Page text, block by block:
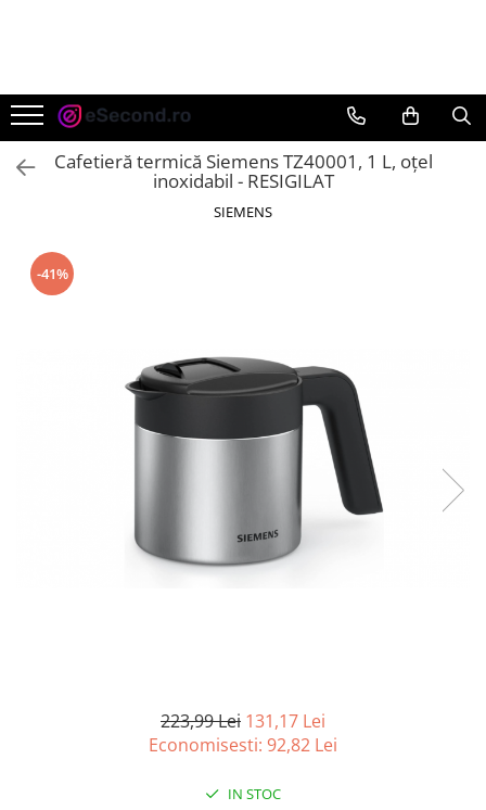
Auto Moto
Accesorii Auto
Anvelope & Jante
Electronice Auto
Intretinere & Cosmetica auto
Trotinete electrice
Mobila gradina & terasa
Cafetieră termică Siemens TZ40001, 1 L, oțel
inoxidabil - RESIGILAT
SIEMENS
-41%
223,99 Lei 131,17 Lei
Economisesti: 92,82 Lei
IN STOC